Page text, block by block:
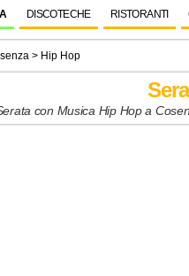
DISCOTECHE RISTORANTI
> Hip Hop
con Musica Hip Hop a